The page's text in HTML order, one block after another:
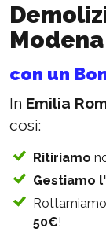
con un
In Emilia
così:
Ritiriamo
Gestiamo
Rottamiamo
50€!